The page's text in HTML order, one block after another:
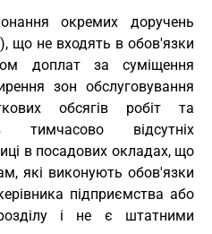
окремих доручень
що не входять в обов'язки
доплат за суміщення
зон обслуговування
обсягів робіт та
тимчасово відсутніх
в посадових окладах, що
які виконують обов'язки
підприємства або
і не є штатними